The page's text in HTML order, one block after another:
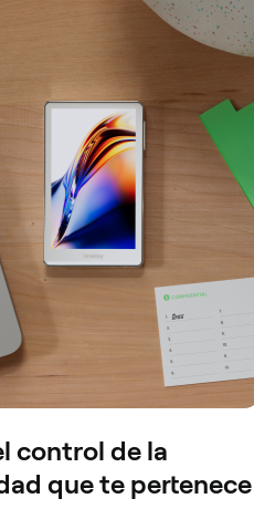
control de la
que te pertenece